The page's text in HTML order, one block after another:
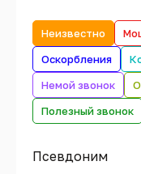
Неизвестно
Оскорбления
Немой звонок
Полезный звонок
Псевдоним